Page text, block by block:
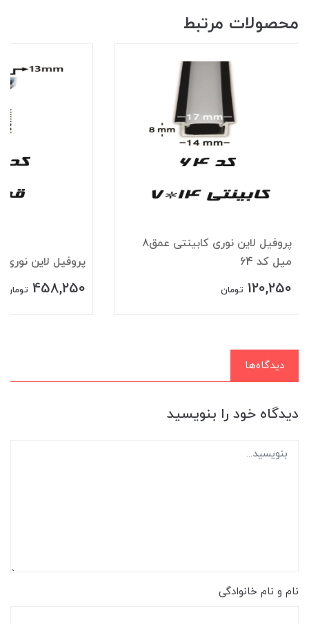
محصولات مرتبط
پروفیل لاین نوری کابینتی عمق8
میل کد 64
120,250 تومان
پروفیل لاین نوری
458,250 تومان
دیدگاه‌ها
دیدگاه خود را بنویسید
نام و نام خانوادگی